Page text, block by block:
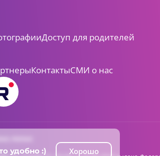
Доступ для родителей
КонтактыСМИ о нас
удобно :) Хорошо